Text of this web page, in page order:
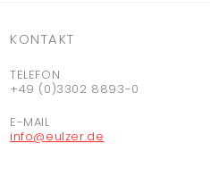
KONTAKT
TELEFON
+49 (0)3302 8893-0
E-MAIL
info@eulzer.de